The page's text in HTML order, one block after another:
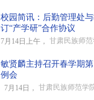
校园简讯：后勤管理处
订“产学研”合作协议
7月14日上午， 甘肃民族师
敏贤麟主持召开春学期
例会
7月14日， 甘肃民族师范学